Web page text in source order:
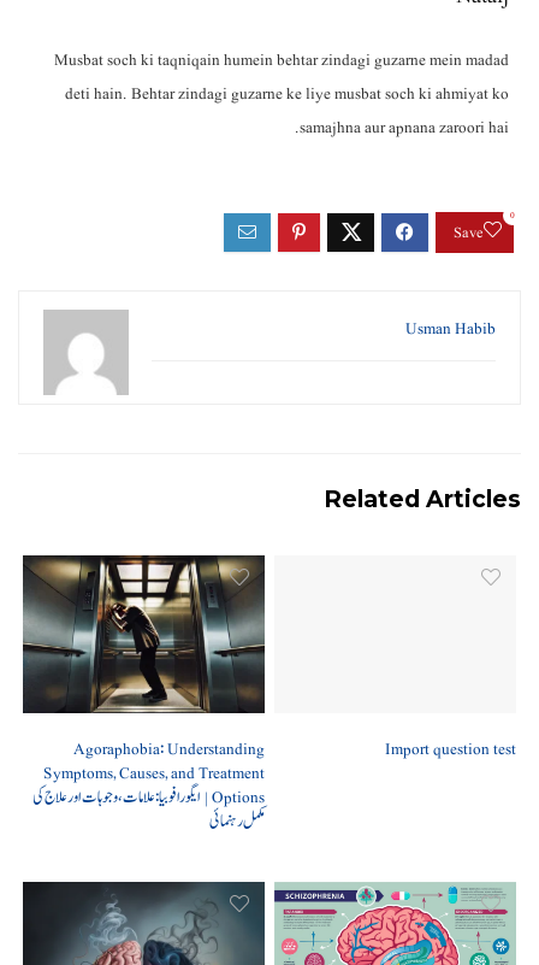
Musbat soch ki taqniqain humein behtar zindagi guzarne mein madad
deti hain. Behtar zindagi guzarne ke liye musbat soch ki ahmiyat ko
samajhna aur apnana zaroori hai.
Save
0
Usman Habib
Related Articles
Import question test
Agoraphobia: Understanding
Symptoms, Causes, and Treatment
Options | ایگورافوبیا: علامات، وجوہات اور علاج کی
مکمل رہنمائی